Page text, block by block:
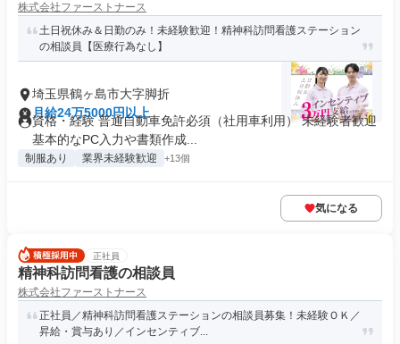
株式会社ファーストナース
土日祝休み＆日勤のみ！未経験歓迎！精神科訪問看護ステーション
の相談員【医療行為なし】
埼玉県鶴ヶ島市大字脚折
月給24万5000円以上
資格・経験 普通自動車免許必須（社用車利用） 未経験者歓迎
基本的なPC入力や書類作成...
制服あり 業界未経験歓迎 +13個
気になる
正社員
精神科訪問看護の相談員
株式会社ファーストナース
正社員／精神科訪問看護ステーションの相談員募集！未経験ＯＫ／
昇給・賞与あり／インセンティブ...